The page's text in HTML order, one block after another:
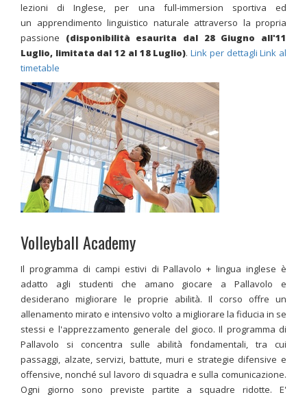
lezioni di Inglese , per una full-immersion sportiva ed
un apprendimento linguistico naturale attraverso la propria
passione (disponibilità esaurita dal 28 Giugno all'11
Luglio, limitata dal 12 al 18 Luglio).Link per dettagli Link al
timetable
Volleyball Academy
Il programma di campi estivi di Pallavolo + lingua inglese è
adatto agli studenti che amano giocare a Pallavolo e
desiderano migliorare le proprie abilità. Il corso offre un
allenamento mirato e intensivo volto a migliorare la fiducia in se
stessi e l'apprezzamento generale del gioco. Il programma di
Pallavolo si concentra sulle abilità fondamentali, tra cui
passaggi, alzate, servizi, battute, muri e strategie difensive e
offensive, nonché sul lavoro di squadra e sulla comunicazione.
Ogni giorno sono previste partite a squadre ridotte. E'